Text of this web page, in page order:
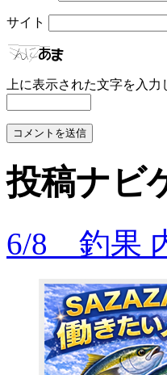
サイト
上に表示された文字を入力
投稿ナビ
6/8 釣果